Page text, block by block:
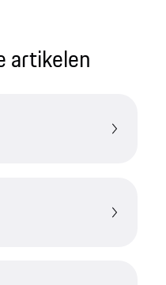
artikelen​